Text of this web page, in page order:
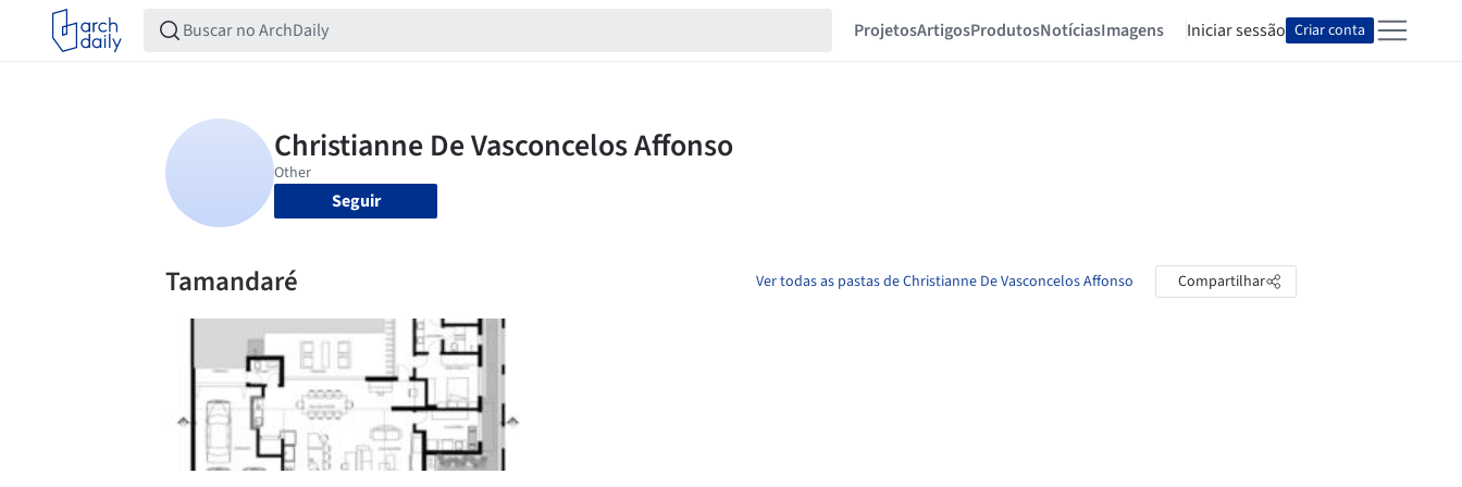
ProjetosArtigosProdutosNotíciasImagens Iniciar sessão Criar conta
Seguir
Tamandaré Ver todas as pastas de Christianne De Vasconcelos Affonso Compartilhar